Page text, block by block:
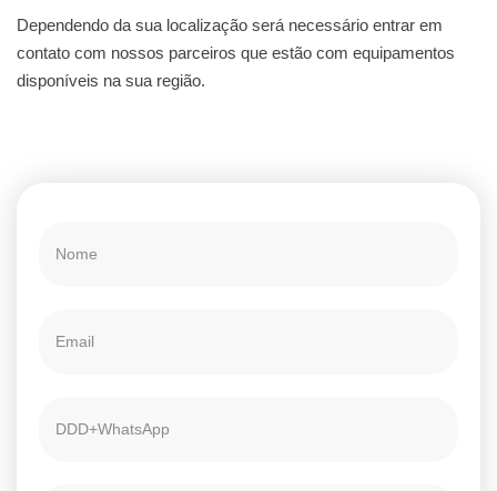
Dependendo da sua localização será necessário entrar em
contato com nossos parceiros que estão com equipamentos
disponíveis na sua região.